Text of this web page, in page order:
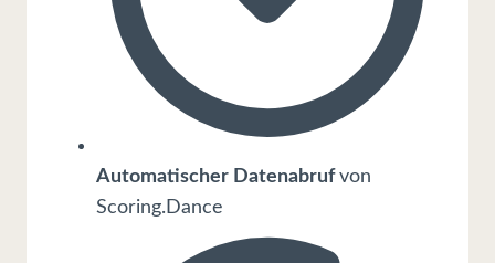
Automatischer Datenabrufvon
Scoring.Dance